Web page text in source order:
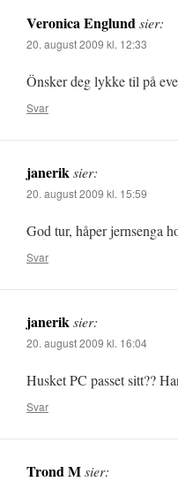
Veronica Englundsier:
20. august 2009 kl. 12:33
Önsker deg lykke til på
Svar
janeriksier:
20. august 2009 kl. 15:59
God tur, håper jernsenga
Svar
janeriksier:
20. august 2009 kl. 16:04
Husket PC passet sitt??
Svar
Trond Msier: